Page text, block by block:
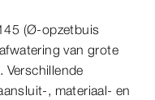
(Ø-opzetbuis
van grote
Verschillende
, materiaal- en